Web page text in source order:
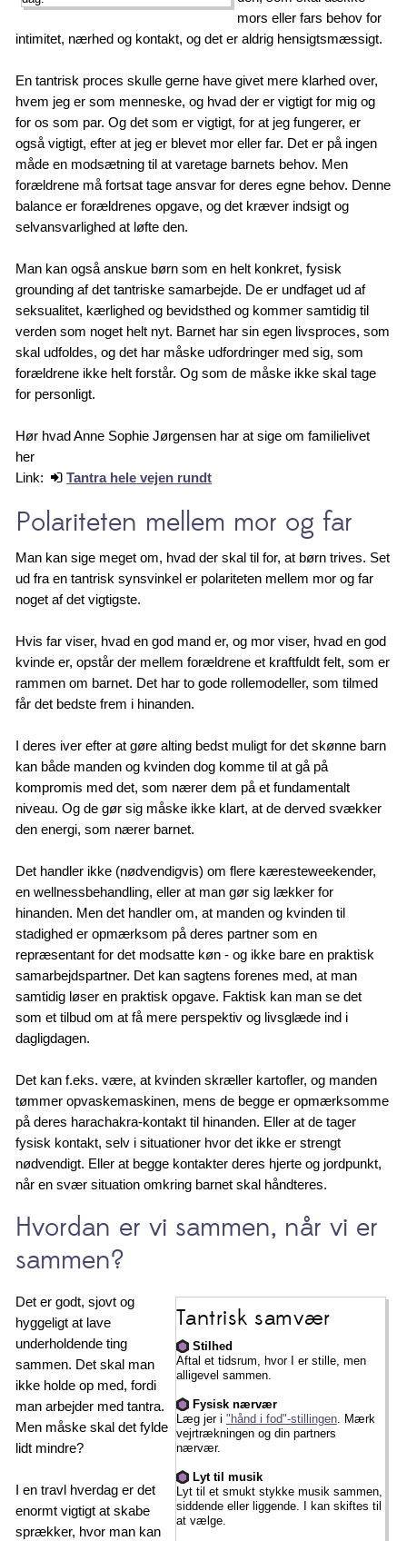
mors eller fars behov for
intimitet, nærhed og kontakt, og det er aldrig hensigtsmæssigt.
En tantrisk proces skulle gerne have givet mere klarhed over,
hvem jeg er som menneske, og hvad der er vigtigt for mig og
for os som par. Og det som er vigtigt, for at jeg fungerer, er
også vigtigt, efter at jeg er blevet mor eller far. Det er på ingen
måde en modsætning til at varetage barnets behov. Men
forældrene må fortsat tage ansvar for deres egne behov. Denne
balance er forældrenes opgave, og det kræver indsigt og
selvansvarlighed at løfte den.
Man kan også anskue børn som en helt konkret, fysisk
grounding af det tantriske samarbejde. De er undfaget ud af
seksualitet, kærlighed og bevidsthed og kommer samtidig til
verden som noget helt nyt. Barnet har sin egen livsproces, som
skal udfoldes, og det har måske udfordringer med sig, som
forældrene ikke helt forstår. Og som de måske ikke skal tage
for personligt.
Hør hvad Anne Sophie Jørgensen har at sige om familielivet
her
Link:
Tantra hele vejen rundt
Polariteten mellem mor og far
Man kan sige meget om, hvad der skal til for, at børn trives. Set
ud fra en tantrisk synsvinkel er polariteten mellem mor og far
noget af det vigtigste.
Hvis far viser, hvad en god mand er, og mor viser, hvad en god
kvinde er, opstår der mellem forældrene et kraftfuldt felt, som er
rammen om barnet. Det har to gode rollemodeller, som tilmed
får det bedste frem i hinanden.
I deres iver efter at gøre alting bedst muligt for det skønne barn
kan både manden og kvinden dog komme til at gå på
kompromis med det, som nærer dem på et fundamentalt
niveau. Og de gør sig måske ikke klart, at de derved svækker
den energi, som nærer barnet.
Det handler ikke (nødvendigvis) om flere kæresteweekender,
en wellnessbehandling, eller at man gør sig lækker for
hinanden. Men det handler om, at manden og kvinden til
stadighed er opmærksom på deres partner som en
repræsentant for det modsatte køn - og ikke bare en praktisk
samarbejdspartner. Det kan sagtens forenes med, at man
samtidig løser en praktisk opgave. Faktisk kan man se det
som et tilbud om at få mere perspektiv og livsglæde ind i
dagligdagen.
Det kan f.eks. være, at kvinden skræller kartofler, og manden
tømmer opvaskemaskinen, mens de begge er opmærksomme
på deres harachakra-kontakt til hinanden. Eller at de tager
fysisk kontakt, selv i situationer hvor det ikke er strengt
nødvendigt. Eller at begge kontakter deres hjerte og jordpunkt,
når en svær situation omkring barnet skal håndteres.
Hvordan er vi sammen, når vi er
sammen?
Tantrisk samvær
Stilhed
Aftal et tidsrum, hvor I er stille, men
alligevel sammen.
Fysisk nærvær
Læg jer i "hånd i fod"-stillingen. Mærk
vejrtrækningen og din partners
nærvær.
Lyt til musik
Lyt til et smukt stykke musik sammen,
siddende eller liggende. I kan skiftes til
at vælge.
Det er godt, sjovt og
hyggeligt at lave
underholdende ting
sammen. Det skal man
ikke holde op med, fordi
man arbejder med tantra.
Men måske skal det fylde
lidt mindre?
I en travl hverdag er det
enormt vigtigt at skabe
sprækker, hvor man kan